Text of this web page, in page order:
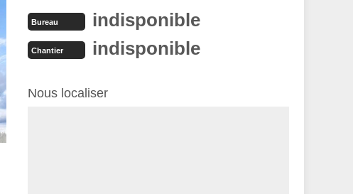
Bureau indisponible
Chantier indisponible
Nous localiser